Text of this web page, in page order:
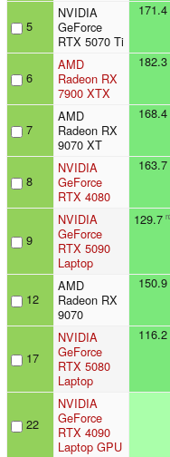
5
NVIDIA
GeForce
RTX 5070 Ti
171.4
6
AMD
Radeon RX
7900 XTX
182.3
7
AMD
Radeon RX
9070 XT
168.4
8
NVIDIA
GeForce
RTX 4080
163.7
9
NVIDIA
GeForce
RTX 5090
Laptop
129.7
12
AMD
Radeon RX
9070
150.9
17
NVIDIA
GeForce
RTX 5080
Laptop
116.2
22
NVIDIA
GeForce
RTX 4090
Laptop GPU